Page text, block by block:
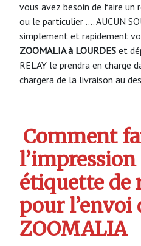
vous avez besoin de faire
ou le particulier …. AUCUN
simplement et rapidement
ZOOMALIA à LOURDES et
RELAY le prendra en charge
chargera de la livraison au
Comment
l’impression
étiquette de
pour l’envoi
ZOOMALIA